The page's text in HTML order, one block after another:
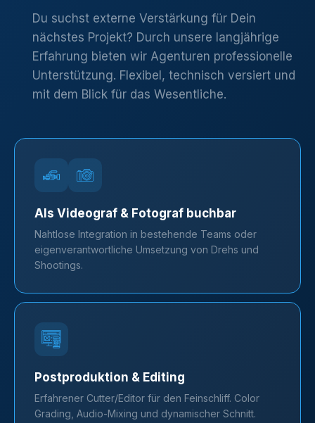
Du suchst externe Verstärkung für Dein
nächstes Projekt? Durch unsere langjährige
Erfahrung bieten wir Agenturen professionelle
Unterstützung. Flexibel, technisch versiert und
mit dem Blick für das Wesentliche.
Als Videograf & Fotograf buchbar
Nahtlose Integration in bestehende Teams oder
eigenverantwortliche Umsetzung von Drehs und
Shootings.
Postproduktion & Editing
Erfahrener Cutter/Editor für den Feinschliff. Color
Grading, Audio-Mixing und dynamischer Schnitt.